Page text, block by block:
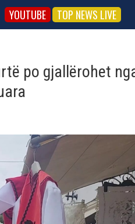
YOUTUBE TOP NEWS LIVE
po gjallërohet